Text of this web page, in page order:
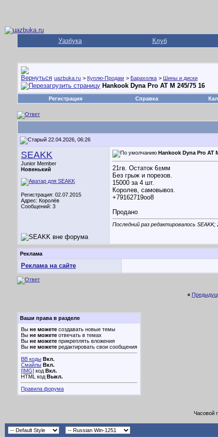
Уазбука Клуб
uazbuka.ru > Куплю-Продам > Барахолка > Шины и диски
Hankook Dyna Pro AT M 245/75 16
Регистрация Справка
22.04.2026, 06:26
SEAKK
Junior Member
Новенький
Регистрация: 02.07.2015
Адрес: Королёв
Сообщений: 3
Hankook Dyna Pro AT
21гв. Остаток 6±мм
Без грыж и порезов.
15000 за 4 шт.
Королев, самовывоз.
+79162719оо8
Продано
Последний раз редактировалось SEAKK;
Реклама
Реклама на сайте
«
Ваши права в разделе
Вы не можете создавать новые темы
Вы не можете отвечать в темах
Вы не можете прикреплять вложения
Вы не можете редактировать свои сообщения
BB коды Вкл.
Смайлы Вкл.
[IMG] код Вкл.
HTML код Выкл.
Правила форума
Часовой